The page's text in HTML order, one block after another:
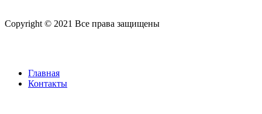
Copyright © 2021 Все права защищены
Главная
Контакты